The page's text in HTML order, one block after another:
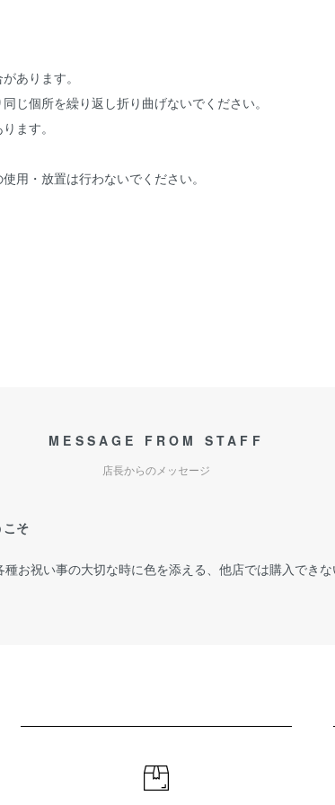
あります。
じ個所を繰り返し折り曲げないでください。
ます。
用・放置は行わないでください。
MESSAGE FROM STAFF
店長からのメッセージ
こそ
お祝い事の大切な時に色を添える、他店では購入でき